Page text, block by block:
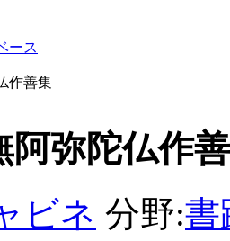
ース
作善集
阿弥陀仏作
ビネ 分野:書